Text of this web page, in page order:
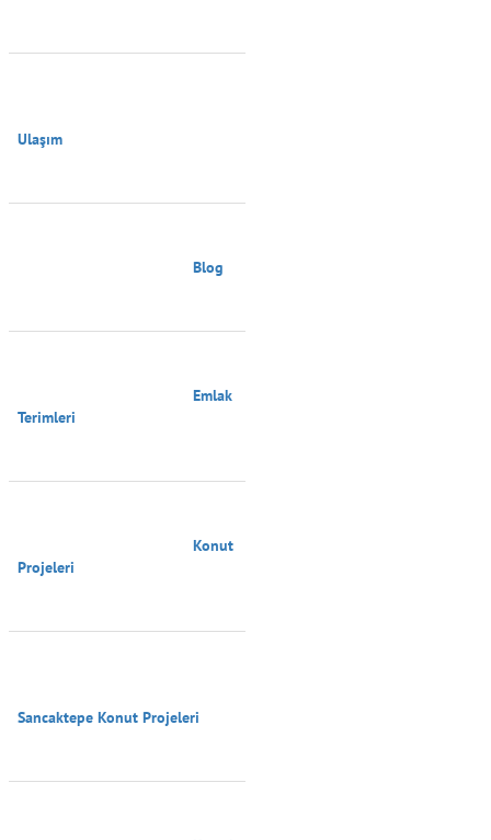
Ulaşım
Terimleri
Projeleri
Sancaktepe Konut Projeleri